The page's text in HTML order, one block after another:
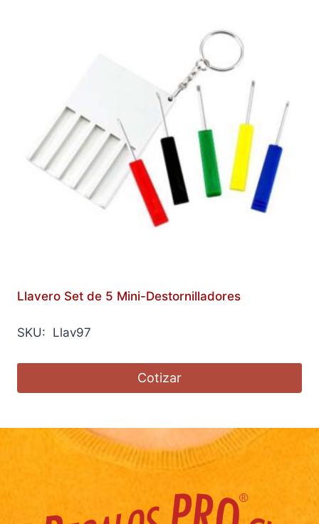
Llavero Set de 5 Mini-Destornilladores
SKU: Llav97
Cotizar